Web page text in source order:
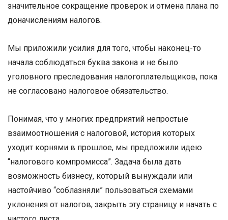
значительное сокращение проверок и отмена плана по
доначислениям налогов.
Мы приложили усилия для того, чтобы наконец-то
начала соблюдаться буква закона и не было
уголовного преследования налогоплательщиков, пока
не согласовано налоговое обязательство.
Понимая, что у многих предприятий непростые
взаимоотношения с налоговой, история которых
уходит корнями в прошлое, мы предложили идею
“налогового компромисса”. Задача была дать
возможность бизнесу, который вынуждали или
настойчиво “соблазняли” пользоваться схемами
уклонения от налогов, закрыть эту страницу и начать с